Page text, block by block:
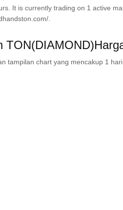
It is currently trading on 1 active
.
tampilan chart yang mencakup 1